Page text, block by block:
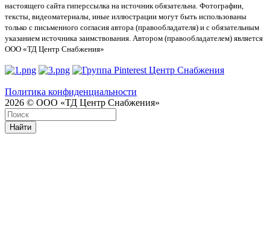
настоящего сайта гиперссылка на источник обязательна. Фотографии,
тексты, видеоматериалы, иные иллюстрации могут быть использованы
только с письменного согласия автора (правообладателя) и с обязательным
указанием источника заимствования. Автором (правообладателем) является
ООО «ТД Центр Снабжения»
Политика конфиденциальности
2026 © ООО «ТД Центр Снабжения»
Найти